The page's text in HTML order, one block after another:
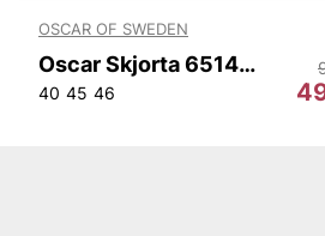
OSCAR OF SWEDEN
Oscar Skjorta 6514 Reg
40 45 46